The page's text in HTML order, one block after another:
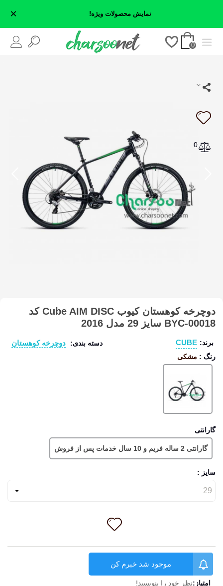
نمایش محصولات ویژه! ×
0
0
دوچرخه کوهستان کیوب Cube AIM DISC کد
BYC-00018 سایز 29 مدل 2016
برند: CUBE دسته بندی: دوچرخه کوهستان
رنگ : مشکی
گارانتی
گارانتی 2 ساله فریم و 10 سال خدمات پس از فروش
سایز :
موجود شد خبرم کن
امتیاز:نظر خود را بنویسید!